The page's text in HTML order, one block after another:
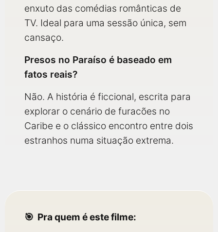
enxuto das comédias românticas de
TV. Ideal para uma sessão única, sem
cansaço.
Presos no Paraíso é baseado em
fatos reais?
Não. A história é ficcional, escrita para
explorar o cenário de furacões no
Caribe e o clássico encontro entre dois
estranhos numa situação extrema.
Pra quem é este filme: